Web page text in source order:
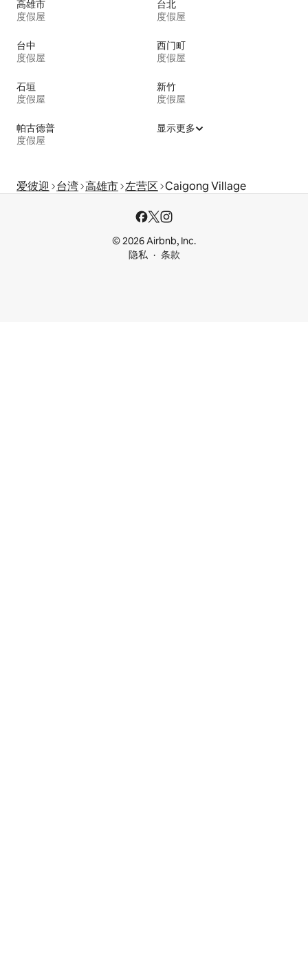
高雄市
度假屋
台北
度假屋
台中
度假屋
西门町
度假屋
石垣
度假屋
新竹
度假屋
帕古德普
度假屋
显示更多
爱彼迎 台湾 高雄市 左营区 Caigong Village
© 2026 Airbnb, Inc.
隐私
条款